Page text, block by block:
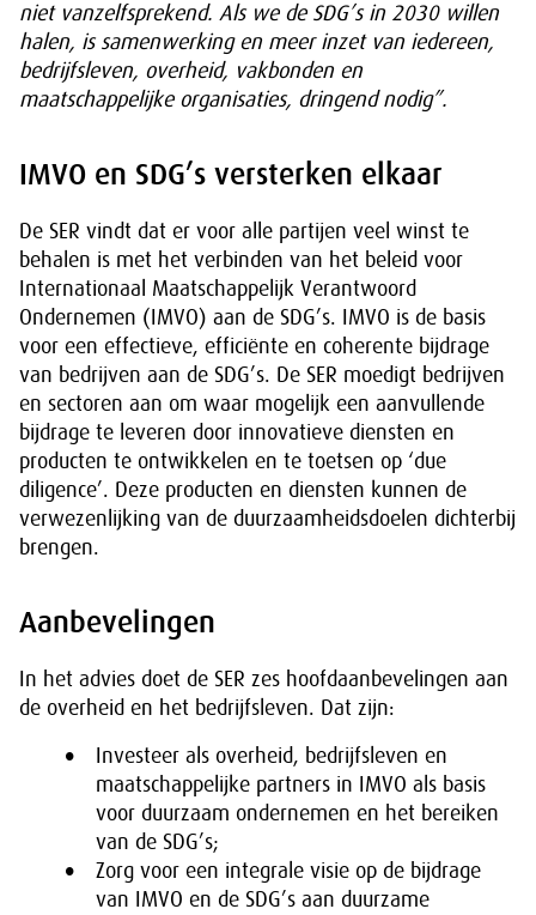
niet vanzelfsprekend. Als we de SDG’s in 2030 willen
halen, is samenwerking en meer inzet van iedereen,
bedrijfsleven, overheid, vakbonden en
maatschappelijke organisaties, dringend nodig”.
IMVO en SDG’s versterken elkaar
De SER vindt dat er voor alle partijen veel winst te
behalen is met het verbinden van het beleid voor
Internationaal Maatschappelijk Verantwoord
Ondernemen (IMVO) aan de SDG’s. IMVO is de basis
voor een effectieve, efficiënte en coherente bijdrage
van bedrijven aan de SDG’s. De SER moedigt bedrijven
en sectoren aan om waar mogelijk een aanvullende
bijdrage te leveren door innovatieve diensten en
producten te ontwikkelen en te toetsen op ‘due
diligence’. Deze producten en diensten kunnen de
verwezenlijking van de duurzaamheidsdoelen dichterbij
brengen.
Aanbevelingen
In het advies doet de SER zes hoofdaanbevelingen aan
de overheid en het bedrijfsleven. Dat zijn:
Investeer als overheid, bedrijfsleven en
maatschappelijke partners in IMVO als basis
voor duurzaam ondernemen en het bereiken
van de SDG’s;
Zorg voor een integrale visie op de bijdrage
van IMVO en de SDG’s aan duurzame